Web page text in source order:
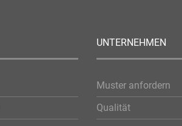
UNTERNEHMEN
Muster anfordern
Qualität